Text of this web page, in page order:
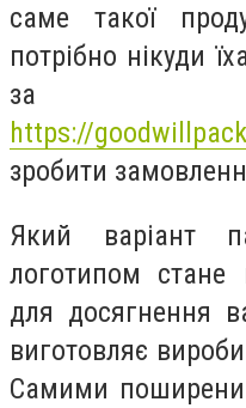
саме такої
потрібно нікуди
за
https://
зробити
Який варіант
логотипом
для досягнення
виготовляє
Самими